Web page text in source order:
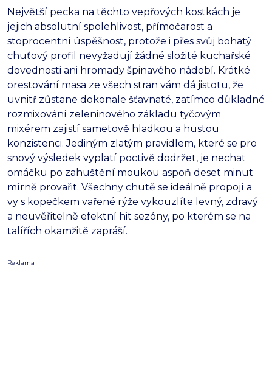
Největší pecka na těchto vepřových kostkách je
jejich absolutní spolehlivost, přímočarost a
stoprocentní úspěšnost, protože i přes svůj bohatý
chuťový profil nevyžadují žádné složité kuchařské
dovednosti ani hromady špinavého nádobí. Krátké
orestování masa ze všech stran vám dá jistotu, že
uvnitř zůstane dokonale šťavnaté, zatímco důkladné
rozmixování zeleninového základu tyčovým
mixérem zajistí sametově hladkou a hustou
konzistenci. Jediným zlatým pravidlem, které se pro
snový výsledek vyplatí poctivě dodržet, je nechat
omáčku po zahuštění moukou aspoň deset minut
mírně provařit. Všechny chutě se ideálně propojí a
vy s kopečkem vařené rýže vykouzlíte levný, zdravý
a neuvěřitelně efektní hit sezóny, po kterém se na
talířích okamžitě zapráší.
Reklama